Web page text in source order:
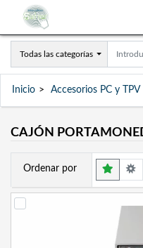
Todas las categorías
Inicio Accesorios PC y TPV
CAJÓN
Ordenar por